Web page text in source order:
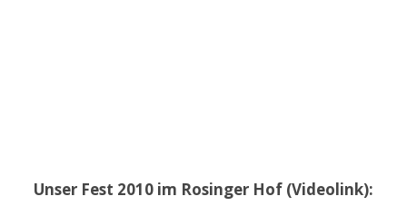
Unser Fest 2010 im Rosinger Hof (Videolink):